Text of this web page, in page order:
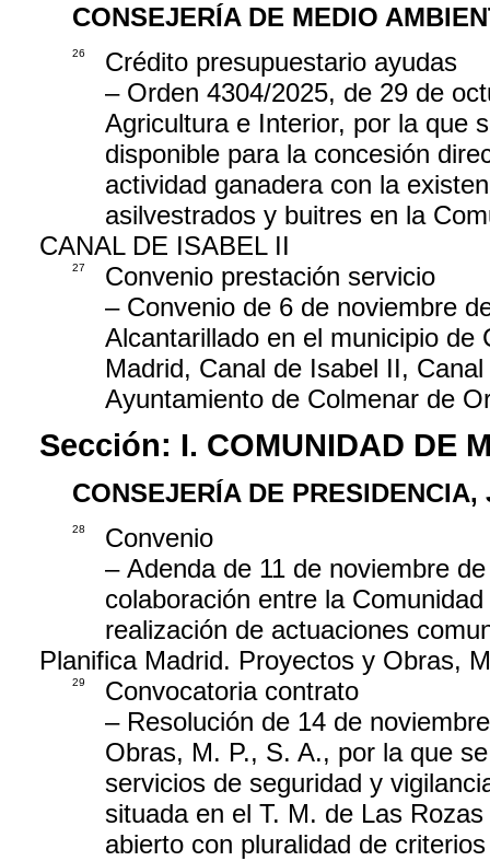
CONSEJERÍA DE MEDIO
26
Crédito presupuestario ayudas
– Orden 4304/2025, de 29 de
Agricultura e Interior, por la que
disponible para la concesión
actividad ganadera con la
asilvestrados y buitres en la
CANAL DE ISABEL II
27
Convenio prestación servicio
– Convenio de 6 de noviembre
Alcantarillado en el municipio
Madrid, Canal de Isabel II,
Ayuntamiento de Colmenar de
Sección: I. COMUNIDAD DE
CONSEJERÍA DE
28
Convenio
– Adenda de 11 de noviembre
colaboración entre la
realización de actuaciones
Planifica Madrid. Proyectos y Obras,
29
Convocatoria contrato
– Resolución de 14 de
Obras, M. P., S. A., por la que
servicios de seguridad y
situada en el T. M. de Las
abierto con pluralidad de criterios